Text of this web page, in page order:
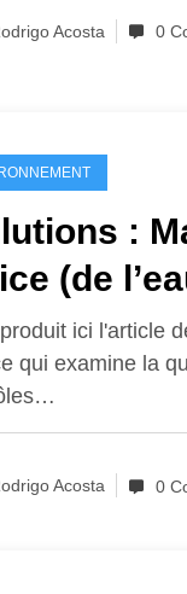
Acosta 0
:
(de
ici l'article
qui examine la
Acosta 0